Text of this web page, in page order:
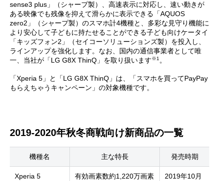
sense3 plus」（シャープ製）、高速表示に対応し、速い動きが
ある映像でも残像を抑えて滑らかに表示できる「AQUOS
zero2」（シャープ製）のスマホ計4機種と、多彩な見守り機能に
より安心して子どもに持たせることができる子ども向けケータイ
「キッズフォン2」（セイコーソリューションズ製）を投入し、
ラインアップを強化します。なお、国内の通信事業者として唯
一、当社が「LG G8X ThinQ」を取り扱います※1 。
「Xperia 5」と「LG G8X ThinQ」は、「スマホを買ってPayPay
もらえちゃうキャンペーン」の対象機種です。
2019-2020年秋冬商戦向け新商品の一覧
機種名 主な特長 発売時期
Xperia 5
有効画素数約1,220万画素
2019年10月